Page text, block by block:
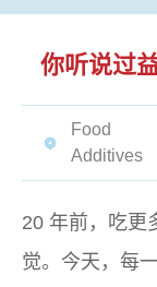
你听说过
Food
Additives
20 年前，吃更
觉。今天，每